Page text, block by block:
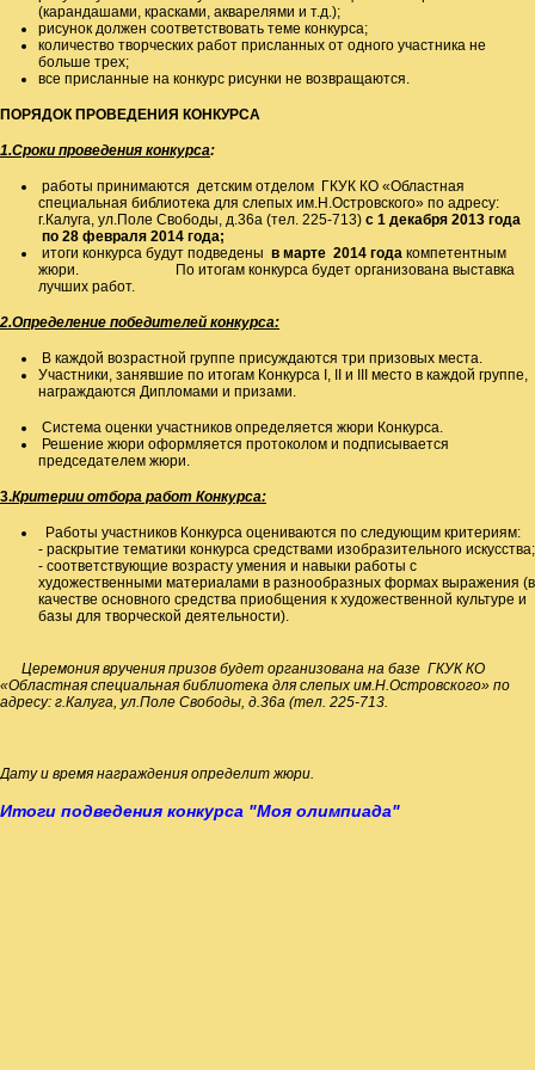
(карандашами, красками, акварелями и т.д.);
рисунок должен соответствовать теме конкурса;
количество творческих работ присланных от одного участника не
больше трех;
все присланные на конкурс рисунки не возвращаются.
ПОРЯДОК ПРОВЕДЕНИЯ КОНКУРСА
1.Сроки проведения конкурса:
работы принимаются детским отделом ГКУК КО «Областная
специальная библиотека для слепых им.Н.Островского» по адресу:
г.Калуга, ул.Поле Свободы, д.36а (тел. 225-713) с 1 декабря 2013 года
по 28 февраля 2014 года;
итоги конкурса будут подведены в марте 2014 года компетентным
жюри. По итогам конкурса будет организована выставка
лучших работ.
2.Определение победителей конкурса:
В каждой возрастной группе присуждаются три призовых места.
Участники, занявшие по итогам Конкурса I, II и III место в каждой группе,
награждаются Дипломами и призами.
Система оценки участников определяется жюри Конкурса.
Решение жюри оформляется протоколом и подписывается
председателем жюри.
3.Критерии отбора работ Конкурса:
Работы участников Конкурса оцениваются по следующим критериям:
- раскрытие тематики конкурса средствами изобразительного искусства;
- соответствующие возрасту умения и навыки работы с
художественными материалами в разнообразных формах выражения (в
качестве основного средства приобщения к художественной культуре и
базы для творческой деятельности).
Церемония вручения призов будет организована на базе ГКУК КО
«Областная специальная библиотека для слепых им.Н.Островского» по
адресу: г.Калуга, ул.Поле Свободы, д.36а (тел. 225-713.
Дату и время награждения определит жюри.
Итоги подведения конкурса "Моя олимпиада"